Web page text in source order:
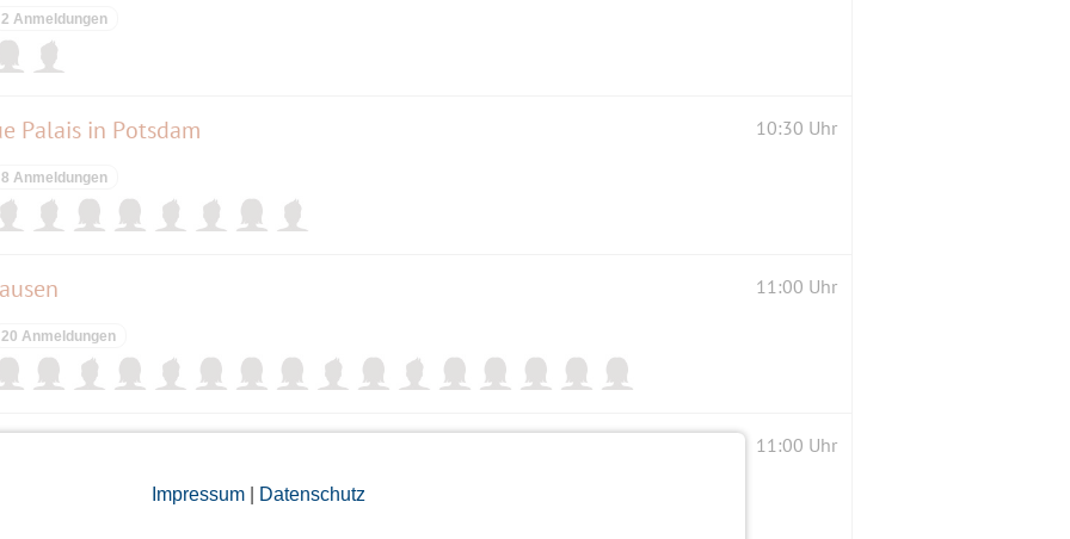
Impressum| Datenschutz
2 Anmeldungen
Palais in Potsdam 10:30 Uhr
8 Anmeldungen
11:00 Uhr
20 Anmeldungen
11:00 Uhr